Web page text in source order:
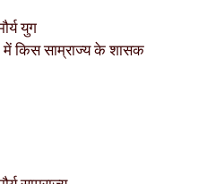
युग
में किस साम्राज्य के शासक